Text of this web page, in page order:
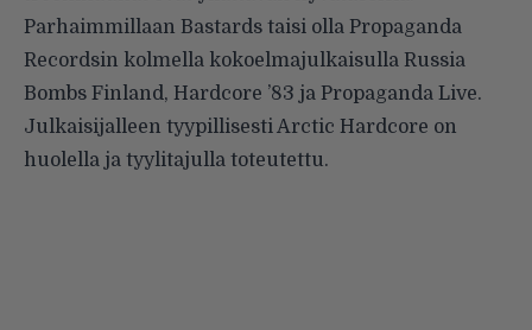
Parhaimmillaan Bastards taisi olla Propaganda
Recordsin kolmella kokoelmajulkaisulla Russia
Bombs Finland, Hardcore ’83 ja Propaganda Live.
Julkaisijalleen tyypillisesti Arctic Hardcore on
huolella ja tyylitajulla toteutettu.